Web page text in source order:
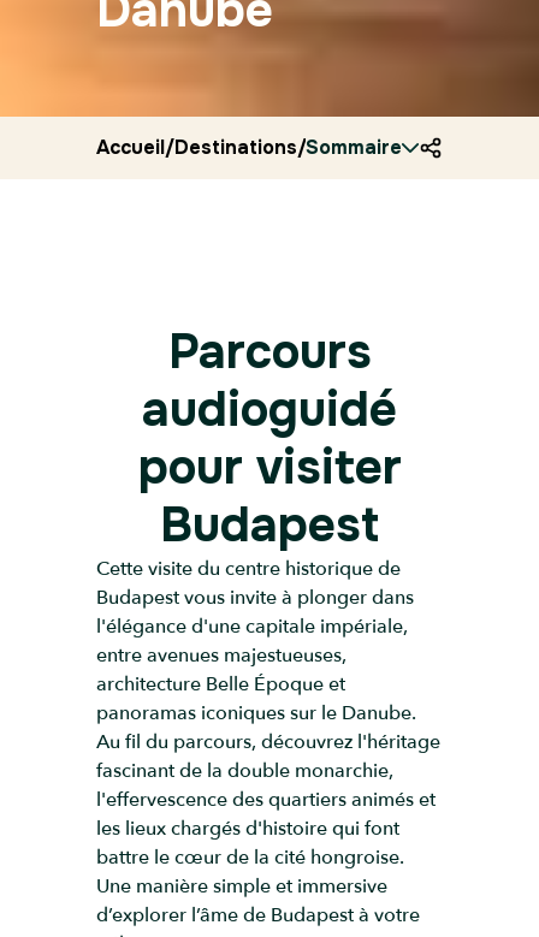
Accueil/Destinations/Hongrie/Ryocity
Sommaire
Parcours
audioguidé
pour visiter
Budapest
Cette visite du centre historique de
Budapest vous invite à plonger dans
l'élégance d'une capitale impériale,
entre avenues majestueuses,
architecture Belle Époque et
panoramas iconiques sur le Danube.
Au fil du parcours, découvrez l'héritage
fascinant de la double monarchie,
l'effervescence des quartiers animés et
les lieux chargés d'histoire qui font
battre le cœur de la cité hongroise.
Une manière simple et immersive
d’explorer l’âme de Budapest à votre